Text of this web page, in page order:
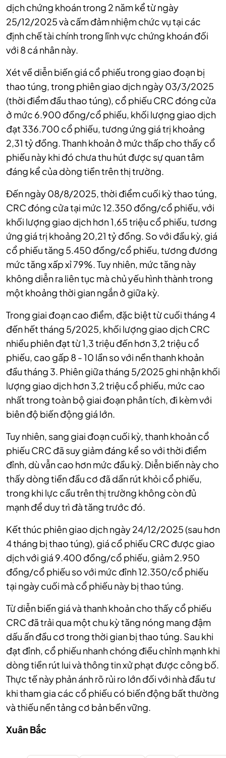
dịch chứng khoán trong 2 năm kể từ ngày
25/12/2025 và cấm đảm nhiệm chức vụ tại các
định chế tài chính trong lĩnh vực chứng khoán đối
với 8 cá nhân này.
Xét về diễn biến giá cổ phiếu trong giao đoạn bị
thao túng, trong phiên giao dịch ngày 03/3/2025
(thời điểm đầu thao túng), cổ phiếu CRC đóng cửa
ở mức 6.900 đồng/cổ phiếu, khối lượng giao dịch
đạt 336.700 cổ phiếu, tương ứng giá trị khoảng
2,31 tỷ đồng. Thanh khoản ở mức thấp cho thấy cổ
phiếu này khi đó chưa thu hút được sự quan tâm
đáng kể của dòng tiền trên thị trường.
Đến ngày 08/8/2025, thời điểm cuối kỳ thao túng,
CRC đóng cửa tại mức 12.350 đồng/cổ phiếu, với
khối lượng giao dịch hơn 1,65 triệu cổ phiếu, tương
ứng giá trị khoảng 20,21 tỷ đồng. So với đầu kỳ, giá
cổ phiếu tăng 5.450 đồng/cổ phiếu, tương đương
mức tăng xấp xỉ 79%. Tuy nhiên, mức tăng này
không diễn ra liên tục mà chủ yếu hình thành trong
một khoảng thời gian ngắn ở giữa kỳ.
Trong giai đoạn cao điểm, đặc biệt từ cuối tháng 4
đến hết tháng 5/2025, khối lượng giao dịch CRC
nhiều phiên đạt từ 1,3 triệu đến hơn 3,2 triệu cổ
phiếu, cao gấp 8 - 10 lần so với nền thanh khoản
đầu tháng 3. Phiên giữa tháng 5/2025 ghi nhận khối
lượng giao dịch hơn 3,2 triệu cổ phiếu, mức cao
nhất trong toàn bộ giai đoạn phân tích, đi kèm với
biên độ biến động giá lớn.
Tuy nhiên, sang giai đoạn cuối kỳ, thanh khoản cổ
phiếu CRC đã suy giảm đáng kể so với thời điểm
đỉnh, dù vẫn cao hơn mức đầu kỳ. Diễn biến này cho
thấy dòng tiền đầu cơ đã dần rút khỏi cổ phiếu,
trong khi lực cầu trên thị trường không còn đủ
mạnh để duy trì đà tăng trước đó.
Kết thúc phiên giao dịch ngày 24/12/2025 (sau hơn
4 tháng bị thao túng), giá cổ phiếu CRC được giao
dịch với giá 9.400 đồng/cổ phiếu, giảm 2.950
đồng/cổ phiếu so với mức đỉnh 12.350/cổ phiếu
tại ngày cuối mà cổ phiếu này bị thao túng.
Từ diễn biến giá và thanh khoản cho thấy cổ phiếu
CRC đã trải qua một chu kỳ tăng nóng mang đậm
dấu ấn đầu cơ trong thời gian bị thao túng. Sau khi
đạt đỉnh, cổ phiếu nhanh chóng điều chỉnh mạnh khi
dòng tiền rút lui và thông tin xử phạt được công bố.
Thực tế này phản ánh rõ rủi ro lớn đối với nhà đầu tư
khi tham gia các cổ phiếu có biến động bất thường
và thiếu nền tảng cơ bản bền vững.
Xuân Bắc